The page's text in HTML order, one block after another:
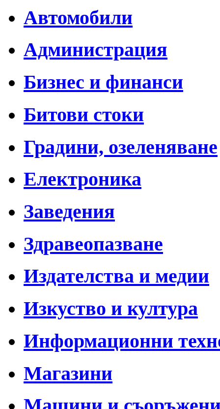
Автомобили
Администрация
Бизнес и финанси
Битови стоки
Градини, озеленяване
Електроника
Заведения
Здравеопазване
Издателства и медии
Изкуство и култура
Информационни
Магазини